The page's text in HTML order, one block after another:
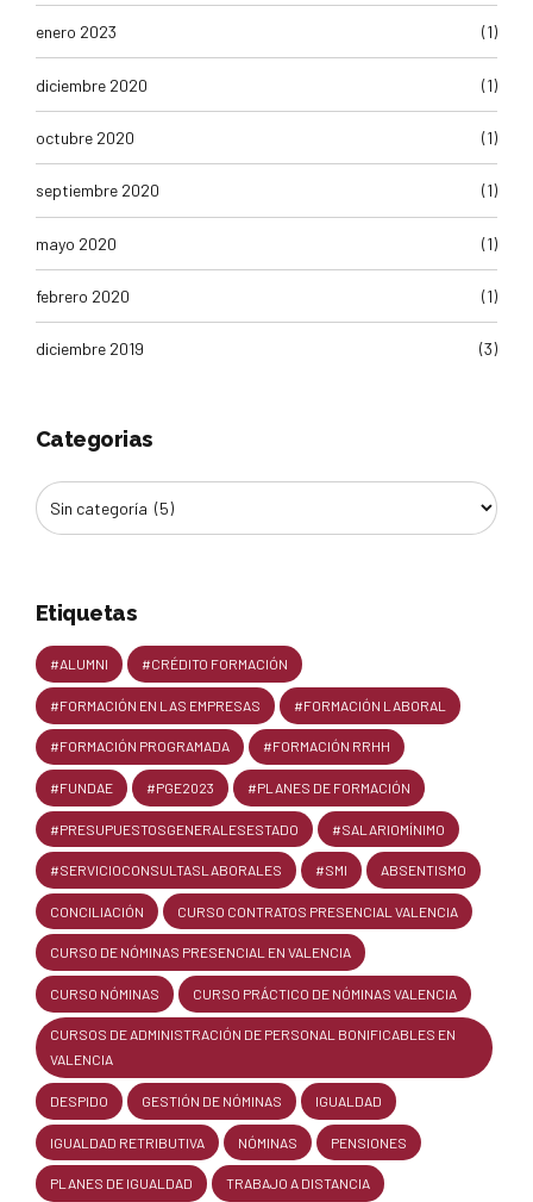
enero 2023 (1)
diciembre 2020 (1)
octubre 2020 (1)
septiembre 2020 (1)
mayo 2020 (1)
febrero 2020 (1)
diciembre 2019 (3)
Categorias
Etiquetas
#ALUMNI #CRÉDITO FORMACIÓN
#FORMACIÓN EN LAS EMPRESAS #FORMACIÓN LABORAL
#FORMACIÓN PROGRAMADA #FORMACIÓN RRHH
#FUNDAE #PGE2023 #PLANES DE FORMACIÓN
#PRESUPUESTOSGENERALESESTADO #SALARIOMÍNIMO
#SERVICIOCONSULTASLABORALES #SMI ABSENTISMO
CONCILIACIÓN CURSO CONTRATOS PRESENCIAL VALENCIA
CURSO DE NÓMINAS PRESENCIAL EN VALENCIA
CURSO NÓMINAS CURSO PRÁCTICO DE NÓMINAS VALENCIA
CURSOS DE ADMINISTRACIÓN DE PERSONAL BONIFICABLES EN
VALENCIA
DESPIDO GESTIÓN DE NÓMINAS IGUALDAD
IGUALDAD RETRIBUTIVA NÓMINAS PENSIONES
PLANES DE IGUALDAD TRABAJO A DISTANCIA